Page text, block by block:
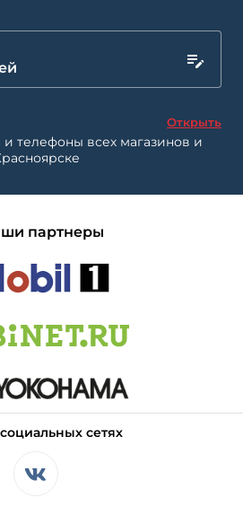
Открыть
телефоны всех магазинов и
партнеры
сетях